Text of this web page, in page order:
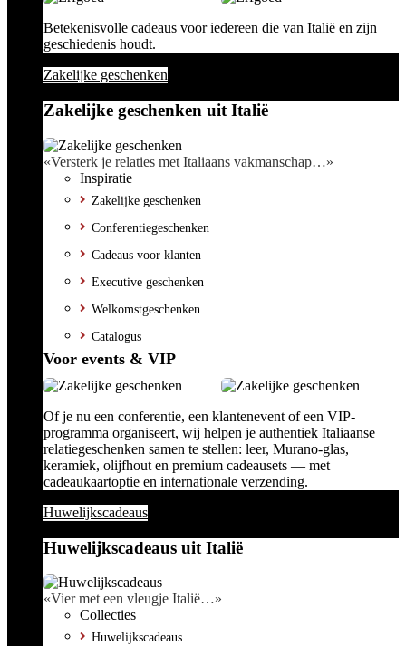
Betekenisvolle cadeaus voor iedereen die van Italië en zijn
geschiedenis houdt.
Zakelijke geschenken
Zakelijke geschenken uit Italië
«Versterk je relaties met Italiaans vakmanschap…»
Inspiratie
Zakelijke geschenken
Conferentiegeschenken
Cadeaus voor klanten
Executive geschenken
Welkomstgeschenken
Catalogus
Voor events & VIP
Of je nu een conferentie, een klantenevent of een VIP-
programma organiseert, wij helpen je authentiek Italiaanse
relatiegeschenken samen te stellen: leer, Murano-glas,
keramiek, olijfhout en premium cadeausets — met
cadeaukaartoptie en internationale verzending.
Huwelijkscadeaus
Huwelijkscadeaus uit Italië
«Vier met een vleugje Italië…»
Collecties
Huwelijkscadeaus